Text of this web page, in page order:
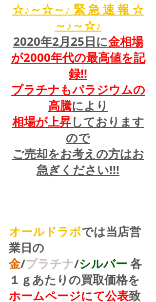
☆♪～☆～♪ 緊 急 速 報 ☆
～♪～☆♪
2020年2月25日に金相場
が2000年代の最高値を記
録!!
プラチナもパラジウムの
高騰により
相場が上昇しております
ので
ご売却をお考えの方はお
急ぎください!!!
オールドラボでは当店営
業日の
金/プラチナ/シルバー 各
１ｇあたりの買取価格を
ホームページにて公表致